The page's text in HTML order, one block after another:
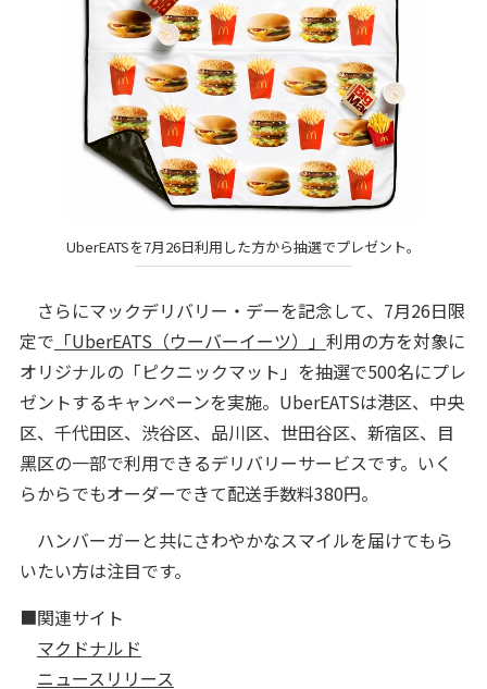
UberEATSを7月26日利用した方から抽選でプレゼント。
さらにマックデリバリー・デーを記念して、7月26日限
定で 「UberEATS（ウーバーイーツ）」 利用の方を対象に
オリジナルの「ピクニックマット」を抽選で500名にプレ
ゼントするキャンペーンを実施。UberEATSは港区、中央
区、千代田区、渋谷区、品川区、世田谷区、新宿区、目
黑区の一部で利用できるデリバリーサービスです。いく
らからでもオーダーできて配送手数料380円。
ハンバーガーと共にさわやかなスマイルを届けてもら
いたい方は注目です。
■関連サイト
マクドナルド
ニュースリリース